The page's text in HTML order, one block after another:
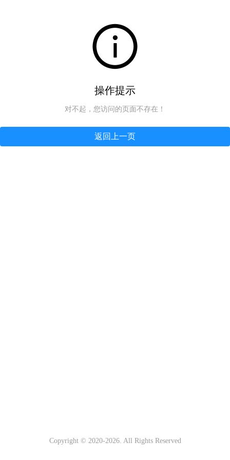
操作提示
对不起，您访问的页面不存在！
返回上一页
Copyright © 2020-2026. All Rights Reserved